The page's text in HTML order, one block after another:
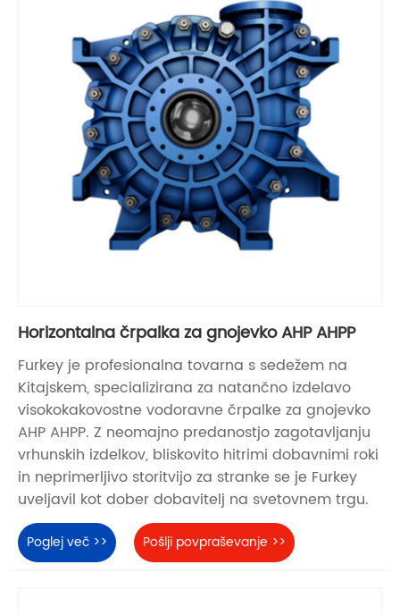
Horizontalna črpalka za gnojevko AHP AHPP
Furkey je profesionalna tovarna s sedežem na
Kitajskem, specializirana za natančno izdelavo
visokokakovostne vodoravne črpalke za gnojevko
AHP AHPP. Z neomajno predanostjo zagotavljanju
vrhunskih izdelkov, bliskovito hitrimi dobavnimi roki
in neprimerljivo storitvijo za stranke se je Furkey
uveljavil kot dober dobavitelj na svetovnem trgu.
Poglej več >> Pošlji povpraševanje >>